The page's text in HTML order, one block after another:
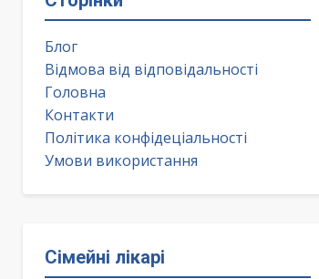
Блог
Відмова від відповідальності
Головна
Контакти
Політика конфідеціальності
Умови використання
Сімейні лікарі